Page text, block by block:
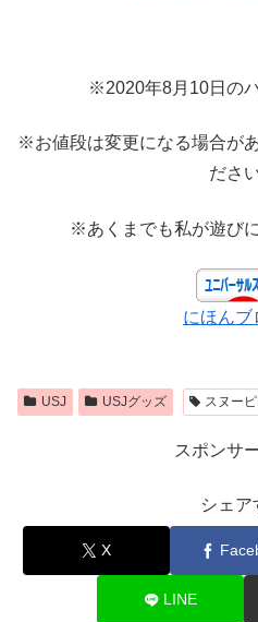
※2020年8月10日の
※お値段は変更になる場合が
ださ
※あくまでも私が遊び
にほんブ
USJ USJグッズ スヌー
スポンサ
シェア
X
LINE